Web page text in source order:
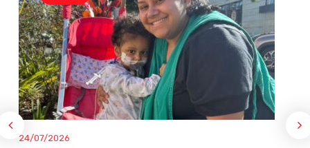
24/07/2026